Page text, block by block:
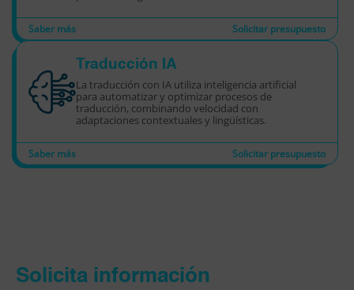
Saber más Solicitar presupuesto
Traducción IA
La traducción con IA utiliza inteligencia artificial
para automatizar y optimizar procesos de
traducción, combinando velocidad con
adaptaciones contextuales y lingüísticas.
Saber más Solicitar presupuesto
Solicita información